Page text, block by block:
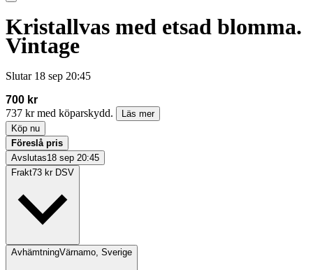
Kristallvas med etsad blomma.
Vintage
Slutar 18 sep 20:45
700 kr
737 kr med köparskydd.
Läs mer
Köp nu
Föreslå pris
Avslutas18 sep 20:45
Frakt73 kr DSV
AvhämtningVärnamo, Sverige